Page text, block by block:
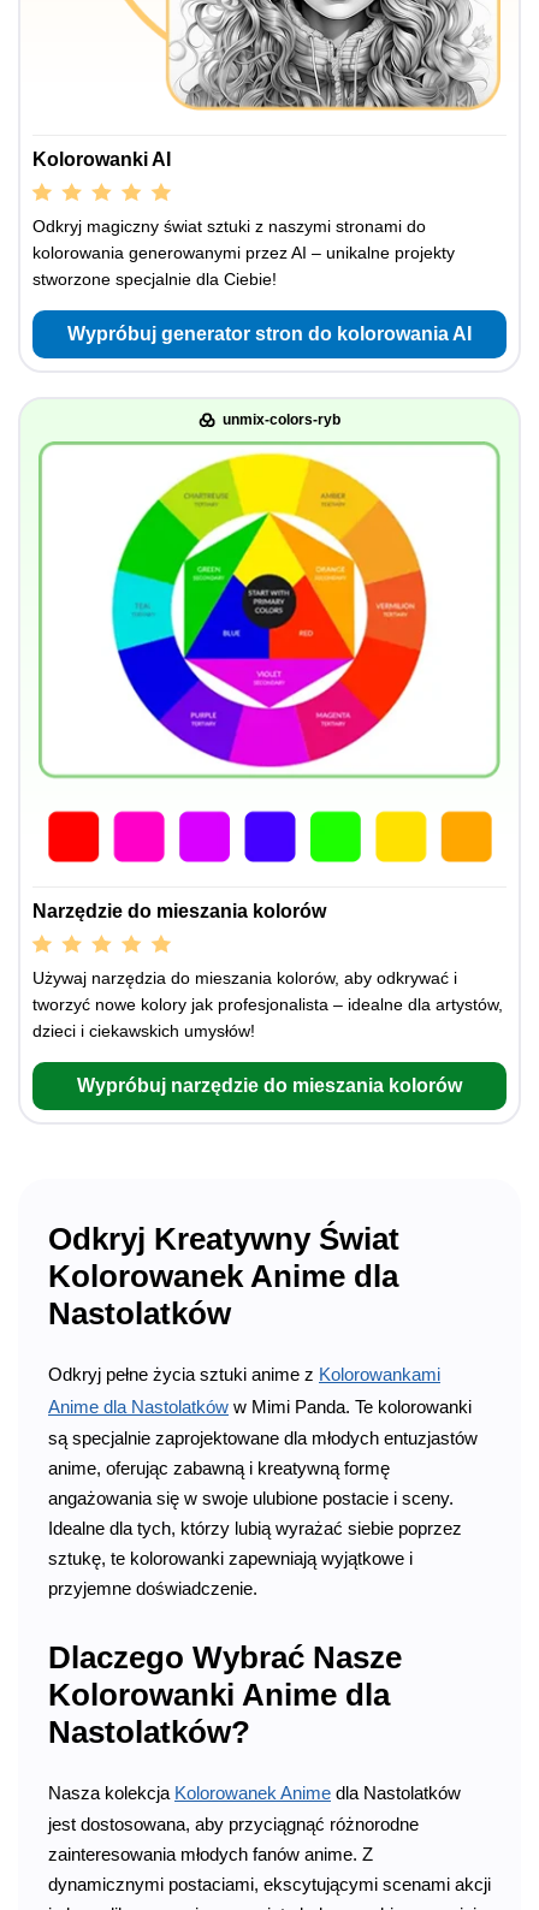
Kolorowanki AI
Odkryj magiczny świat sztuki z naszymi stronami do
kolorowania generowanymi przez AI – unikalne projekty
stworzone specjalnie dla Ciebie!
Wypróbuj generator stron do kolorowania AI
unmix-colors-ryb
Narzędzie do mieszania kolorów
Używaj narzędzia do mieszania kolorów, aby odkrywać i
tworzyć nowe kolory jak profesjonalista – idealne dla artystów,
dzieci i ciekawskich umysłów!
Wypróbuj narzędzie do mieszania kolorów
Odkryj Kreatywny Świat
Kolorowanek Anime dla
Nastolatków
Odkryj pełne życia sztuki anime z Kolorowankami
Anime dla Nastolatków w Mimi Panda. Te kolorowanki
są specjalnie zaprojektowane dla młodych entuzjastów
anime, oferując zabawną i kreatywną formę
angażowania się w swoje ulubione postacie i sceny.
Idealne dla tych, którzy lubią wyrażać siebie poprzez
sztukę, te kolorowanki zapewniają wyjątkowe i
przyjemne doświadczenie.
Dlaczego Wybrać Nasze
Kolorowanki Anime dla
Nastolatków?
Nasza kolekcja Kolorowanek Anime dla Nastolatków
jest dostosowana, aby przyciągnąć różnorodne
zainteresowania młodych fanów anime. Z
dynamicznymi postaciami, ekscytującymi scenami akcji